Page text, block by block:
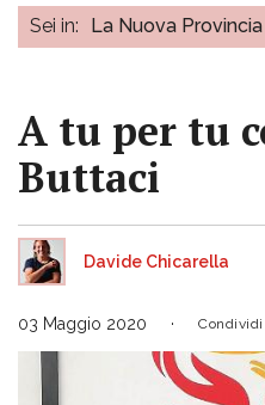
Sei in: La Nuova Provincia
A tu per tu
Buttaci
Davide Chicarella
03 Maggio 2020 Condividi